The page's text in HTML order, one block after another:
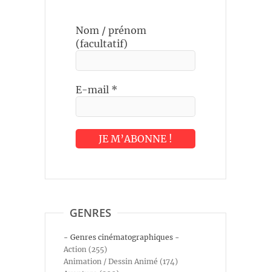
Nom / prénom
(facultatif)
E-mail *
GENRES
- Genres cinématographiques -
Action (255)
Animation / Dessin Animé (174)